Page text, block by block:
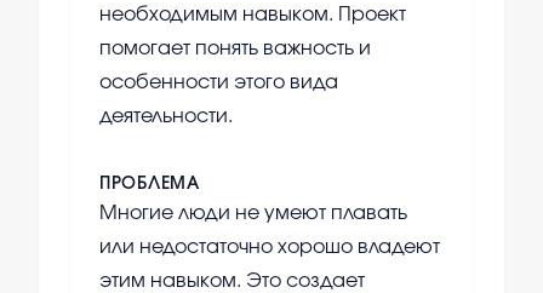
необходимым навыком. Проект
помогает понять важность и
особенности этого вида
деятельности.
ПРОБЛЕМА
Многие люди не умеют плавать
или недостаточно хорошо владеют
этим навыком. Это создает